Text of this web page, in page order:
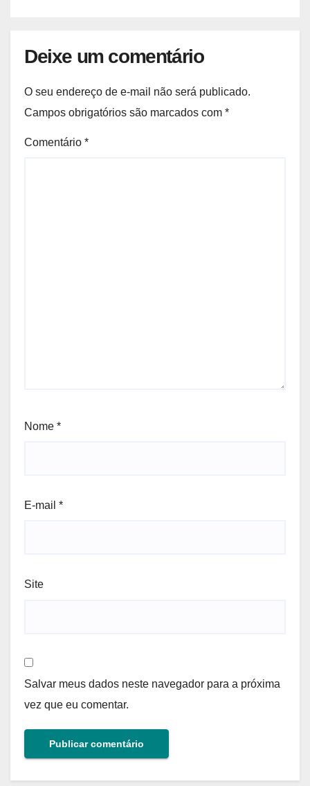
Deixe um comentário
O seu endereço de e-mail não será publicado.
Campos obrigatórios são marcados com *
Comentário *
Nome *
E-mail *
Site
Salvar meus dados neste navegador para a próxima
vez que eu comentar.